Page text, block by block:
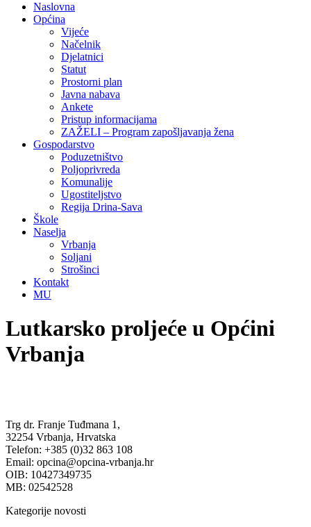
Naslovna
Općina
Vijeće
Načelnik
Djelatnici
Statut
Prostorni plan
Javna nabava
Ankete
Pristup informacijama
ZAŽELI – Program zapošljavanja žena
Gospodarstvo
Poduzetništvo
Poljoprivreda
Komunalije
Ugostiteljstvo
Regija Drina-Sava
Škole
Naselja
Vrbanja
Soljani
Strošinci
Kontakt
MU
Lutkarsko proljeće u Općini
Vrbanja
Trg dr. Franje Tuđmana 1,
32254 Vrbanja, Hrvatska
Telefon: +385 (0)32 863 108
Email: opcina@opcina-vrbanja.hr
OIB: 10427349735
MB: 02542528
Kategorije novosti